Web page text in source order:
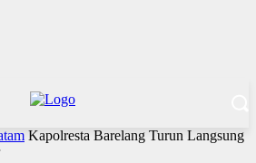
Kapolresta Barelang Turun Langsung